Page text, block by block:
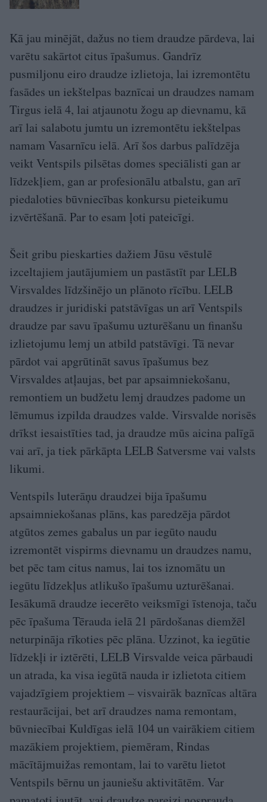
Kā jau minējāt, dažus no tiem draudze pārdeva, lai
varētu sakārtot citus īpašumus. Gandrīz
pusmiljonu eiro draudze izlietoja, lai izremontētu
fasādes un iekštelpas baznīcai un draudzes namam
Tirgus ielā 4, lai atjaunotu žogu ap dievnamu, kā
arī lai salabotu jumtu un izremontētu iekštelpas
namam Vasarnīcu ielā. Arī šos darbus palīdzēja
veikt Ventspils pilsētas domes speciālisti gan ar
līdzekļiem, gan ar profesionālu atbalstu, gan arī
piedaloties būvniecības konkursu pieteikumu
izvērtēšanā. Par to esam ļoti pateicīgi.
Šeit gribu pieskarties dažiem Jūsu vēstulē
izceltajiem jautājumiem un pastāstīt par LELB
Virsvaldes līdzšinējo un plānoto rīcību. LELB
draudzes ir juridiski patstāvīgas un arī Ventspils
draudze par savu īpašumu uzturēšanu un finanšu
izlietojumu lemj un atbild patstāvīgi. Tā nevar
pārdot vai apgrūtināt savus īpašumus bez
Virsvaldes atļaujas, bet par apsaimniekošanu,
remontiem un budžetu lemj draudzes padome un
lēmumus izpilda draudzes valde. Virsvalde norisēs
drīkst iesaistīties tad, ja draudze mūs aicina palīgā
vai arī, ja tiek pārkāpta LELB Satversme vai valsts
likumi.
Ventspils luterāņu draudzei bija īpašumu
apsaimniekošanas plāns, kas paredzēja pārdot
atgūtos zemes gabalus un par iegūto naudu
izremontēt vispirms dievnamu un draudzes namu,
bet pēc tam citus namus, lai tos iznomātu un
iegūtu līdzekļus atlikušo īpašumu uzturēšanai.
Iesākumā draudze iecerēto veiksmīgi īstenoja, taču
pēc īpašuma Tērauda ielā 21 pārdošanas diemžēl
neturpināja rīkoties pēc plāna. Uzzinot, ka iegūtie
līdzekļi ir iztērēti, LELB Virsvalde veica pārbaudi
un atrada, ka visa iegūtā nauda ir izlietota citiem
vajadzīgiem projektiem – visvairāk baznīcas altāra
restaurācijai, bet arī draudzes nama remontam,
būvniecībai Kuldīgas ielā 104 un vairākiem citiem
mazākiem projektiem, piemēram, Rindas
mācītājmuižas remontam, lai to varētu lietot
Ventspils bērnu un jauniešu aktivitātēm. Var